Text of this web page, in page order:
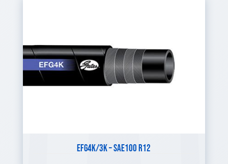
EFG4K/3K – SAE100 R12